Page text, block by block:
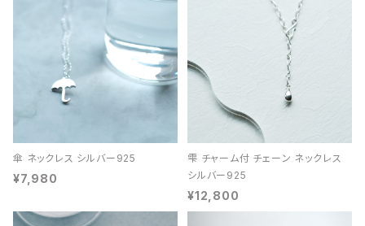
傘 ネックレス シルバー925
¥7,980
雫 チャーム付 チェーン ネックレス
シルバー925
¥12,800